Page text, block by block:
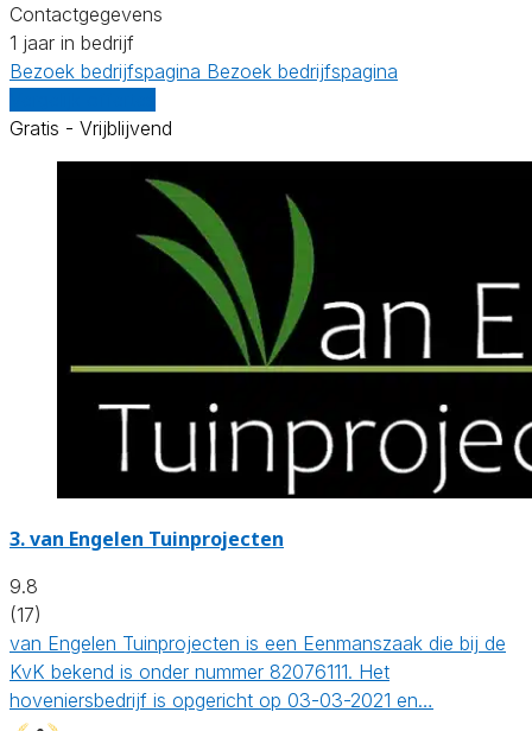
Contactgegevens
1 jaar in bedrijf
Bezoek bedrijfspagina Bezoek bedrijfspagina
Gratis - Vrijblijvend
3.van Engelen Tuinprojecten
9.8
(17)
van Engelen Tuinprojecten is een Eenmanszaak die bij de
KvK bekend is onder nummer 82076111. Het
hoveniersbedrijf is opgericht op 03-03-2021 en…